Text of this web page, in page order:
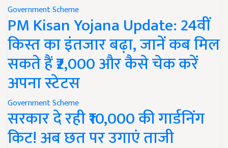
Government Scheme
PM Kisan Yojana Update: 24वीं
किस्त का इंतजार बढ़ा, जानें कब मिल
सकते हैं ₹2,000 और कैसे चेक करें
अपना स्टेटस
Government Scheme
सरकार दे रही ₹10,000 की गार्डनिंग
किट! अब छत पर उगाएं ताजी